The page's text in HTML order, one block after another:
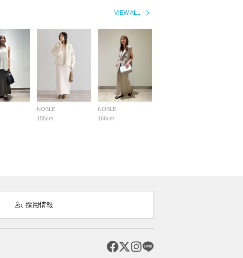
VIEW ALL
NOBLE
155cm
NOBLE
166cm
採用情報